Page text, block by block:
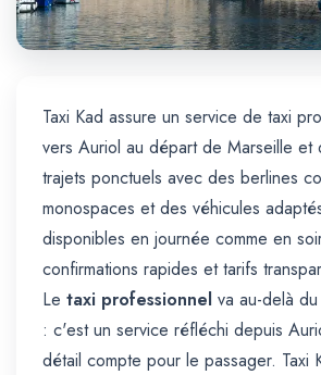
Taxi Kad assure un service de taxi
vers Auriol au départ de Marseille et
trajets ponctuels avec des berlines
monospaces et des véhicules
disponibles en journée comme en
confirmations rapides et tarifs
Le taxi professionnel va au-delà
: c'est un service réfléchi depuis
détail compte pour le passager. Taxi